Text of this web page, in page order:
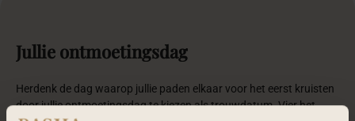
Jullie ontmoetingsdag
Herdenk de dag waarop jullie paden elkaar voor het eerst kruisten
door jullie ontmoetingsdag te kiezen als trouwdatum. Vier het